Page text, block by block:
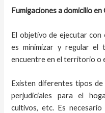
Fumigaciones a domicilio
El objetivo de ejecutar
es minimizar y regular el
encuentre en el territorio o
Existen diferentes tipos
perjudiciales para el
cultivos, etc. Es